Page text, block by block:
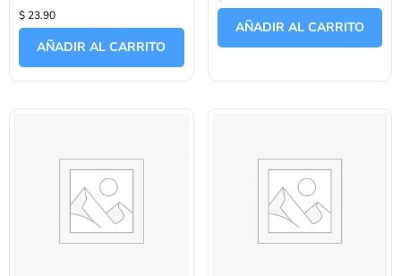
con
0
$ 23.90
AÑADIR AL CARRITO
0
AÑADIR AL CARRITO